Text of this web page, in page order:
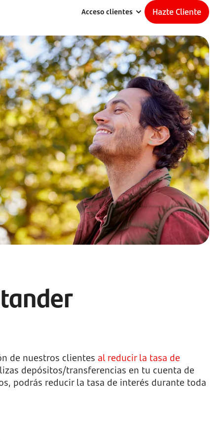
Acceso clientes Hazte Cliente
de nuestros clientes al reducir la tasa de
depósitos/transferencias en tu cuenta de
podrás reducir la tasa de interés durante toda